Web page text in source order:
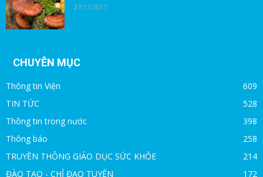
27/11/2017
CHUYÊN MỤC
Thông tin Viện
609
TIN TỨC
528
Thông tin trong nước
398
Thông báo
258
TRUYỀN THÔNG GIÁO DỤC SỨC KHỎE
214
ĐÀO TẠO - CHỈ ĐẠO TUYẾN
172